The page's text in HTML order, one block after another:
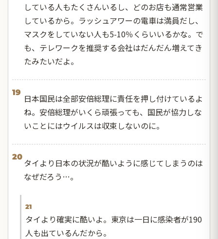
している人もたくさんいるし、どのお店も通常営業
しているから。ラッシュアワーの電車は満員だし、
マスクをしていない人も5-10％くらいいるかな。で
も、テレワークを推奨する会社はだんだん増えてき
たみたいだよ。
19
日本国民は全部安倍総理に責任を押し付けているよ
ね。安倍総理がいくら頑張っても、国民が協力しな
いことにはウイルスは収束しないのに。
20
タイより日本の状況が酷いように感じてしまうのは
なぜだろう…。
21
タイより確実に酷いよ。東京は一日に感染者が190
人も出ているんだから。